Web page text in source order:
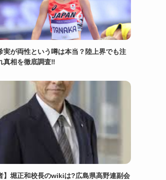
実が両性という噂は本当？陸上界でも注
真相を徹底調査‼
】堀正和校長のwikiは?広島県高野連副会